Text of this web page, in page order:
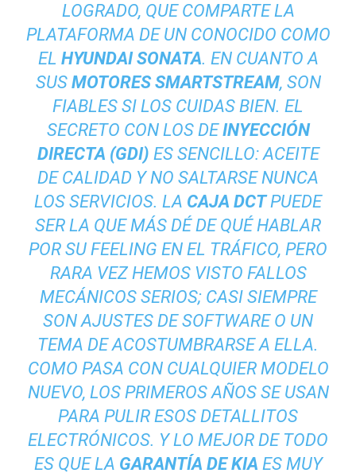
LOGRADO, QUE COMPARTE LA
PLATAFORMA DE UN CONOCIDO COMO
EL HYUNDAI SONATA. EN CUANTO A
SUS MOTORES SMARTSTREAM, SON
FIABLES SI LOS CUIDAS BIEN. EL
SECRETO CON LOS DEINYECCIÓN
DIRECTA (GDI) ES SENCILLO: ACEITE
DE CALIDAD Y NO SALTARSE NUNCA
LOS SERVICIOS. LA CAJA DCTPUEDE
SER LA QUE MÁS DÉ DE QUÉ HABLAR
POR SU FEELING EN EL TRÁFICO, PERO
RARA VEZ HEMOS VISTO FALLOS
MECÁNICOS SERIOS; CASI SIEMPRE
SON AJUSTES DE SOFTWARE O UN
TEMA DE ACOSTUMBRARSE A ELLA.
COMO PASA CON CUALQUIER MODELO
NUEVO, LOS PRIMEROS AÑOS SE USAN
PARA PULIR ESOS DETALLITOS
ELECTRÓNICOS. Y LO MEJOR DE TODO
ES QUE LA GARANTÍA DE KIA ES MUY